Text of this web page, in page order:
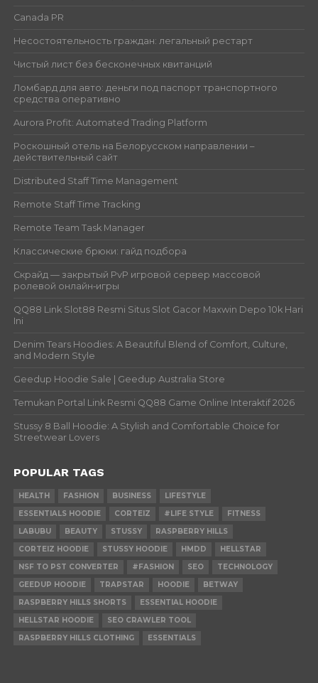
Canada PR
Несостоятельность граждан: легальный рестарт
Чистый лист без бесконечных квитанций
Ломбард для авто: деньги под паспорт транспортного
средства оперативно
Aurora Profit: Automated Trading Platform
Роскошный отель на Белорусском направлении –
действительный сайт
Distributed Staff Time Management
Remote Staff Time Tracking
Remote Team Task Manager
Классические брюки: гайд подбора
Скрайд — закрытый PvP игровой сервер массовой
ролевой онлайн‑игры
QQ88 Link Slot88 Resmi Situs Slot Gacor Maxwin Depo 10k Hari
Ini
Denim Tears Hoodies: A Beautiful Blend of Comfort, Culture,
and Modern Style
Geedup Hoodie Sale | Geedup Australia Store
Temukan Portal Link Resmi QQ88 Game Online Interaktif 2026
Stussy 8 Ball Hoodie: A Stylish and Comfortable Choice for
Streetwear Lovers
POPULAR TAGS
HEALTH FASHION BUSINESS
LIFESTYLE
ESSENTIALS HOODIE
CORTEIZ #LIFE STYLE
FITNESS
LABUBU
BEAUTY STUSSY
RASPBERRY HILLS
CORTEIZ HOODIE
STUSSY HOODIE HMDD
HELLSTAR
NSF TO PST CONVERTER
#FASHION SEO
TECHNOLOGY
GEEDUP HOODIE
TRAPSTAR HOODIE
BETWAY
RASPBERRY HILLS SHORTS
ESSENTIAL HOODIE
HELLSTAR HOODIE
SEO CRAWLER TOOL
RASPBERRY HILLS CLOTHING
ESSENTIALS